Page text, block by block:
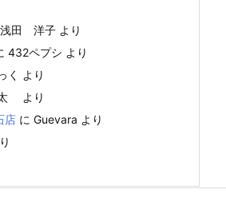
浅田 洋子 より
432ペプシ より
く
より
より
店 に Guevara より